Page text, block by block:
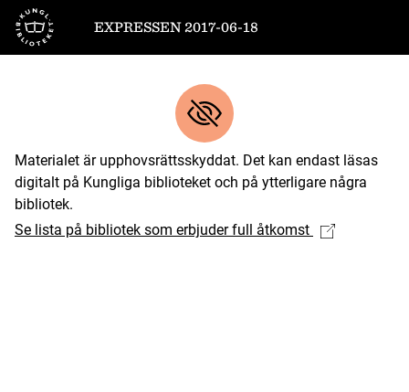
Till startsidan
EXPRESSEN 2017-06-18
Materialet är upphovsrättsskyddat. Det kan endast läsas
digitalt på Kungliga biblioteket och på ytterligare några
bibliotek.
Se lista på bibliotek som erbjuder full åtkomst